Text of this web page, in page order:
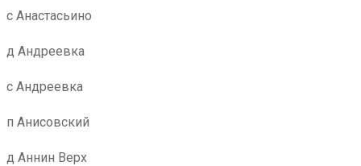
с Анастасьино
д Андреевка
с Андреевка
п Анисовский
д Аннин Верх